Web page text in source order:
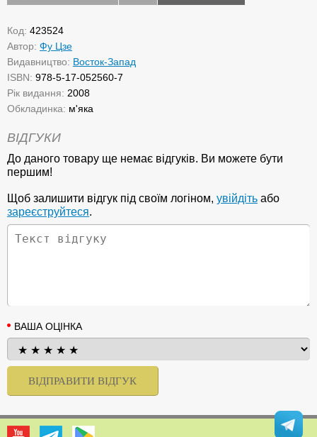
Код: 423524
Автор: Фу Цзе
Видавництво: Восток-Запад
ISBN: 978-5-17-052560-7
Рік видання: 2008
Обкладинка: м'яка
ВІДГУКИ
До даного товару ще немає відгуків. Ви можете бути
першим!
Щоб залишити відгук під своїм логіном, увійдіть або
зареєструйтеся.
ВАША ОЦІНКА